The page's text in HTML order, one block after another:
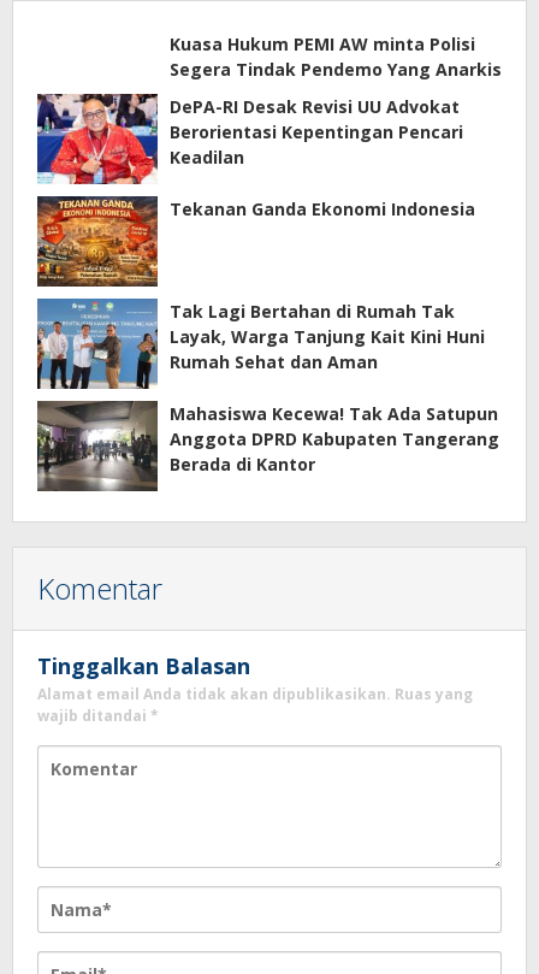
Kuasa Hukum PEMI AW minta Polisi
Segera Tindak Pendemo Yang Anarkis
DePA-RI Desak Revisi UU Advokat
Berorientasi Kepentingan Pencari
Keadilan
Tekanan Ganda Ekonomi Indonesia
Tak Lagi Bertahan di Rumah Tak
Layak, Warga Tanjung Kait Kini Huni
Rumah Sehat dan Aman
Mahasiswa Kecewa! Tak Ada Satupun
Anggota DPRD Kabupaten Tangerang
Berada di Kantor
Komentar
Tinggalkan Balasan
Alamat email Anda tidak akan dipublikasikan. Ruas yang
wajib ditandai *